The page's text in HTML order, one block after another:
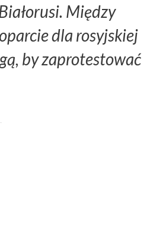
Między
dla rosyjskiej
by zaprotestować